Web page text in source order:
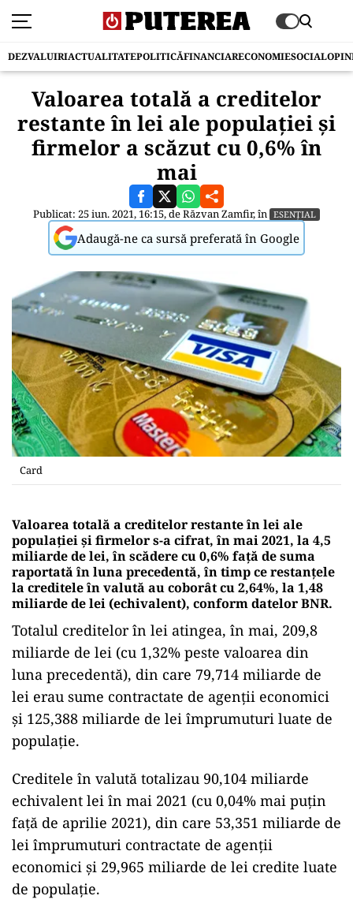
DEZVALUIRIACTUALITATEPOLITICĂFINANCIARECONOMIESOCIAL
Valoarea totală a creditelor
restante în lei ale populaţiei şi
firmelor a scăzut cu 0,6% în
mai
Publicat: 25 iun. 2021, 16:15, deRăzvan Zamfir, în ESENȚIAL
Adaugă-ne ca sursă preferată în Google
Card
Valoarea totală a creditelor restante în lei ale
populaţiei şi firmelor s-a cifrat, în mai 2021, la 4,5
miliarde de lei, în scădere cu 0,6% faţă de suma
raportată în luna precedentă, în timp ce restanţele
la creditele în valută au coborât cu 2,64%, la 1,48
miliarde de lei (echivalent), conform datelor BNR.
Totalul creditelor în lei atingea, în mai, 209,8
miliarde de lei (cu 1,32% peste valoarea din
luna precedentă), din care 79,714 miliarde de
lei erau sume contractate de agenţii economici
şi 125,388 miliarde de lei împrumuturi luate de
populaţie.
Creditele în valută totalizau 90,104 miliarde
echivalent lei în mai 2021 (cu 0,04% mai puţin
faţă de aprilie 2021), din care 53,351 miliarde de
lei împrumuturi contractate de agenţii
economici şi 29,965 miliarde de lei credite luate
de populaţie.